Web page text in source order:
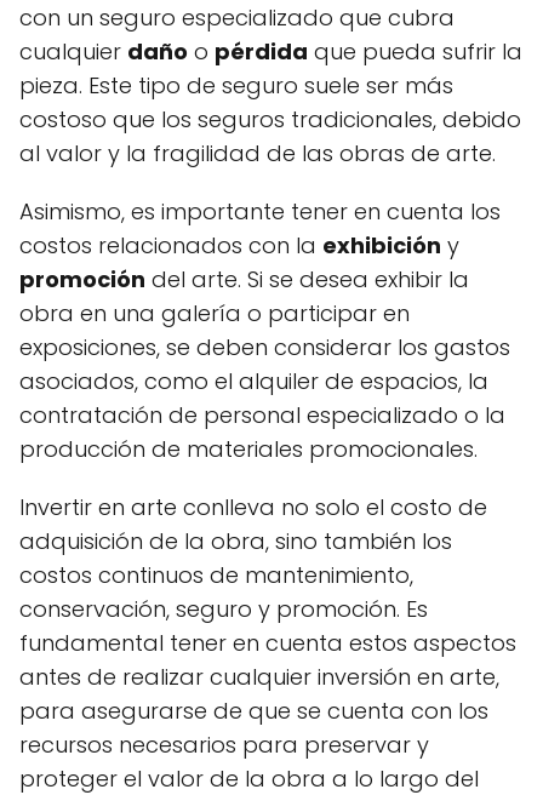
con un seguro especializado que cubra
cualquier daño o pérdida que pueda sufrir la
pieza. Este tipo de seguro suele ser más
costoso que los seguros tradicionales, debido
al valor y la fragilidad de las obras de arte.
Asimismo, es importante tener en cuenta los
costos relacionados con la exhibición y
promoción del arte. Si se desea exhibir la
obra en una galería o participar en
exposiciones, se deben considerar los gastos
asociados, como el alquiler de espacios, la
contratación de personal especializado o la
producción de materiales promocionales.
Invertir en arte conlleva no solo el costo de
adquisición de la obra, sino también los
costos continuos de mantenimiento,
conservación, seguro y promoción. Es
fundamental tener en cuenta estos aspectos
antes de realizar cualquier inversión en arte,
para asegurarse de que se cuenta con los
recursos necesarios para preservar y
proteger el valor de la obra a lo largo del